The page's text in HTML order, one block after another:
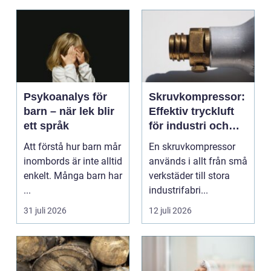
Psykoanalys för
barn – när lek blir
ett språk
Att förstå hur barn mår
inombords är inte alltid
enkelt. Många barn har
...
31 juli 2026
Skruvkompressor:
Effektiv tryckluft
för industri och
verkstad
En skruvkompressor
används i allt från små
verkstäder till stora
industrifabri...
12 juli 2026